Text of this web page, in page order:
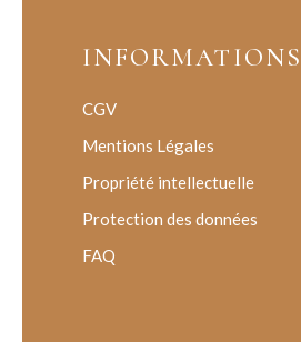
INFORMATIONS
CGV
Mentions Légales
Propriété intellectuelle
Protection des données
FAQ